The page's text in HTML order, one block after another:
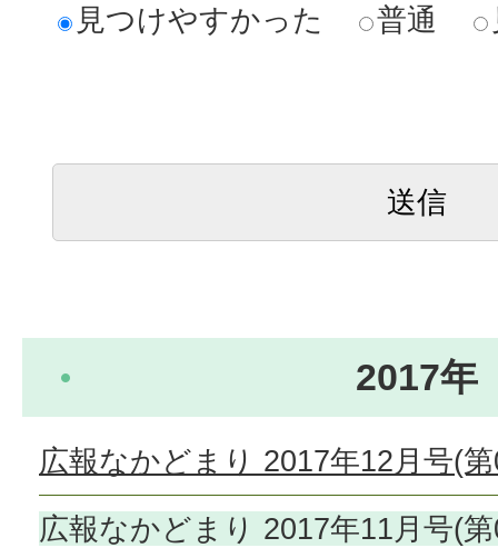
見つけやすかった
普通
2017年
広報なかどまり 2017年12月号(
広報なかどまり 2017年11月号(